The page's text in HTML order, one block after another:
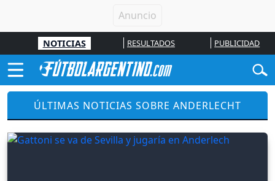
NOTICIAS RESULTADOS PUBLICIDAD
ÚLTIMAS NOTICIAS SOBRE ANDERLECHT